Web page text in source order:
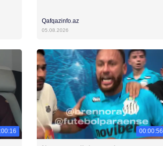
Qafqazinfo.az
05.08.2026
00:00:56